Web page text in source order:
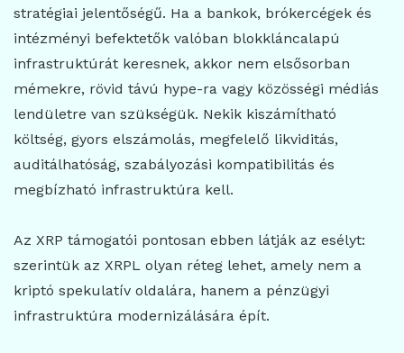
stratégiai jelentőségű. Ha a bankok, brókercégek és
intézményi befektetők valóban blokkláncalapú
infrastruktúrát keresnek, akkor nem elsősorban
mémekre, rövid távú hype-ra vagy közösségi médiás
lendületre van szükségük. Nekik kiszámítható
költség, gyors elszámolás, megfelelő likviditás,
auditálhatóság, szabályozási kompatibilitás és
megbízható infrastruktúra kell.
Az XRP támogatói pontosan ebben látják az esélyt:
szerintük az XRPL olyan réteg lehet, amely nem a
kriptó spekulatív oldalára, hanem a pénzügyi
infrastruktúra modernizálására épít.